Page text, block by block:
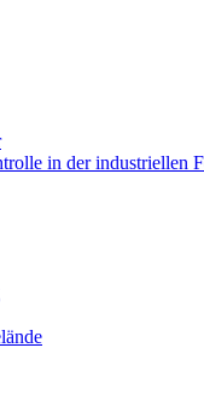
in der industriellen